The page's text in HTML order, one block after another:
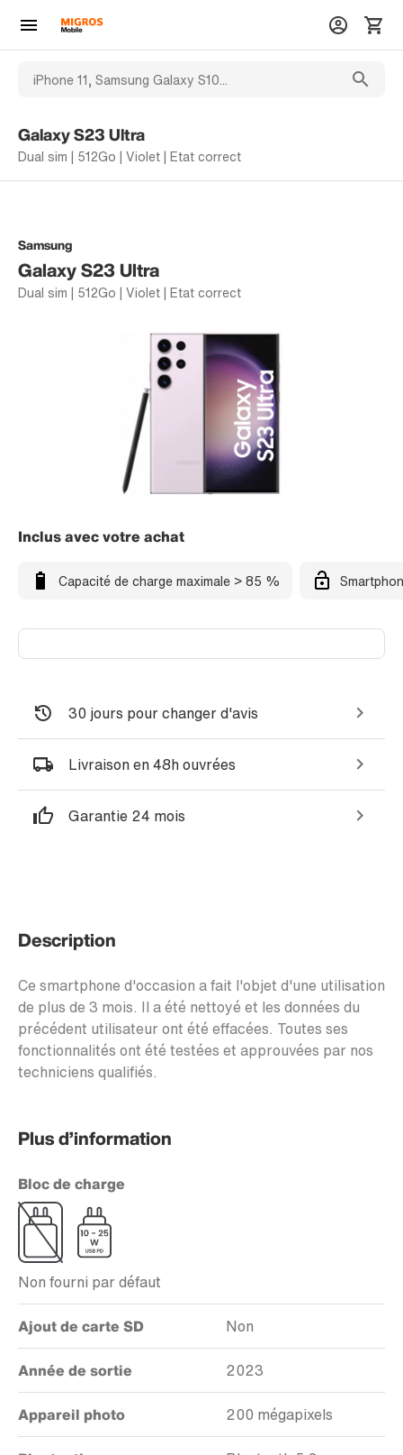
Galaxy S23 Ultra
Dual sim | 512Go | Violet | Etat correct
Samsung
Galaxy S23 Ultra
Dual sim | 512Go | Violet | Etat correct
Inclus avec votre achat
Capacité de charge maximale > 85 %
30 jours pour changer d'avis
Livraison en 48h ouvrées
Garantie 24 mois
Description
Ce smartphone d'occasion a fait l'objet d'une utilisation
de plus de 3 mois. Il a été nettoyé et les données du
précédent utilisateur ont été effacées. Toutes ses
fonctionnalités ont été testées et approuvées par nos
techniciens qualifiés.
Plus d’information
Bloc de charge
Non fourni par défaut
Ajout de carte SD Non
Année de sortie 2023
Appareil photo 200 mégapixels